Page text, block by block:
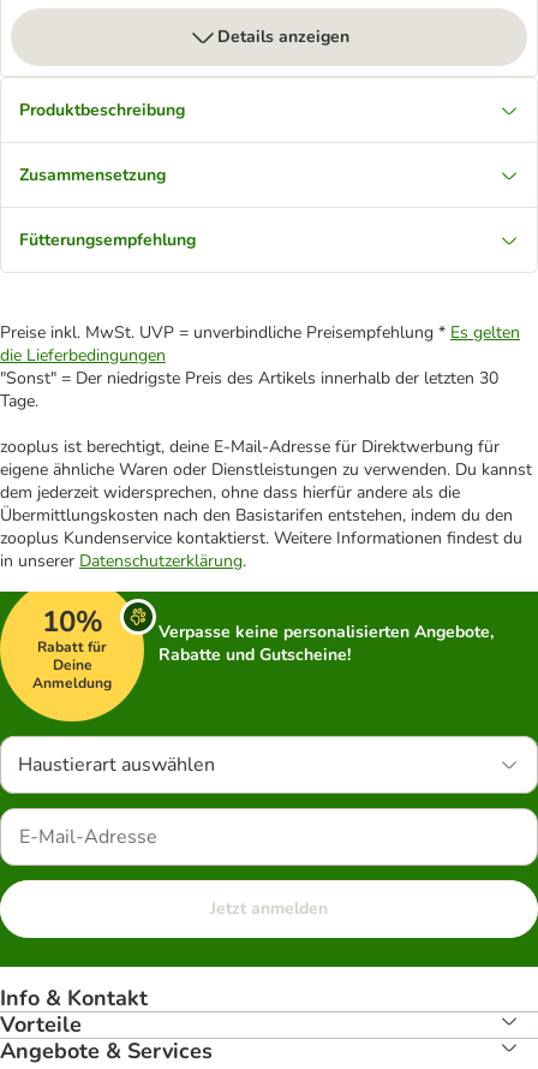
Details anzeigen
Produktbeschreibung
Zusammensetzung
Fütterungsempfehlung
Preise inkl. MwSt. UVP = unverbindliche Preisempfehlung * Es gelten
die Lieferbedingungen
"Sonst" = Der niedrigste Preis des Artikels innerhalb der letzten 30
Tage.
zooplus ist berechtigt, deine E-Mail-Adresse für Direktwerbung für
eigene ähnliche Waren oder Dienstleistungen zu verwenden. Du kannst
dem jederzeit widersprechen, ohne dass hierfür andere als die
Übermittlungskosten nach den Basistarifen entstehen, indem du den
zooplus Kundenservice kontaktierst. Weitere Informationen findest du
in unserer Datenschutzerklärung.
10%
Rabatt für
Deine
Anmeldung
Verpasse keine personalisierten Angebote,
Rabatte und Gutscheine!
Haustierart auswählen
Jetzt anmelden
Info & Kontakt
Vorteile
Angebote & Services